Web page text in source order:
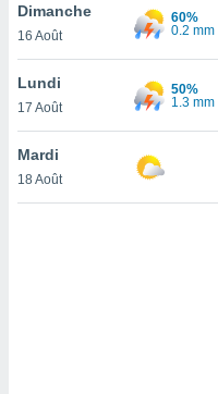
votre
à
en
le
Dimanche
16 Août
60%
0.2 mm
Lundi
17 Août
50%
1.3 mm
Mardi
18 Août